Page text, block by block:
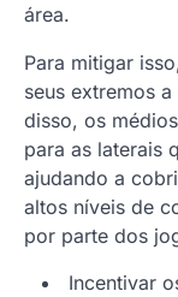
área.
Para mitigar
seus extremos
disso, os
para as laterais
ajudando a
altos níveis de
por parte dos
Incentivar